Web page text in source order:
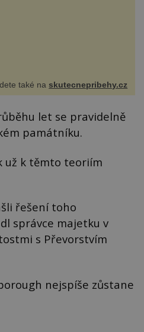
také naskutecnepribehy.cz
let se pravidelně
památníku.
už k těmto teoriím
řešení toho
správce majetku v
s Převorstvím
nejspíše zůstane